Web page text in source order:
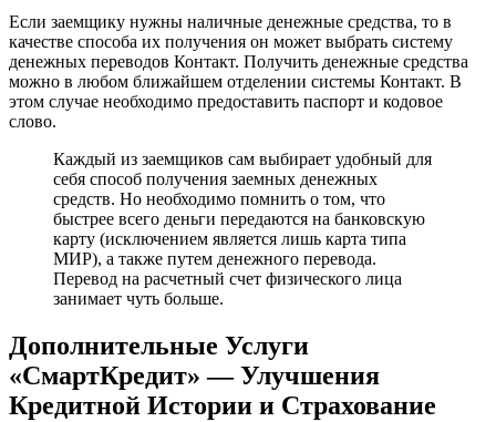
Если заемщику нужны наличные денежные средства, то в
качестве способа их получения он может выбрать систему
денежных переводов Контакт. Получить денежные средства
можно в любом ближайшем отделении системы Контакт. В
этом случае необходимо предоставить паспорт и кодовое
слово.
Каждый из заемщиков сам выбирает удобный для
себя способ получения заемных денежных
средств. Но необходимо помнить о том, что
быстрее всего деньги передаются на банковскую
карту (исключением является лишь карта типа
МИР), а также путем денежного перевода.
Перевод на расчетный счет физического лица
занимает чуть больше.
Дополнительные Услуги
«СмартКредит» — Улучшения
Кредитной Истории и Страхование